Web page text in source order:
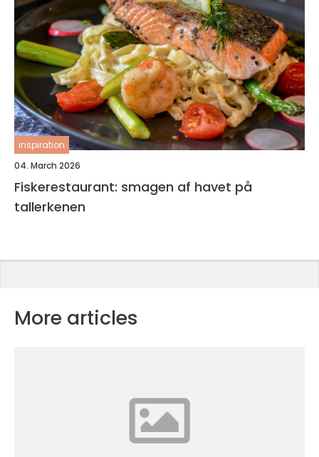
inspiration
04. March 2026
Fiskerestaurant: smagen af havet på
tallerkenen
More articles